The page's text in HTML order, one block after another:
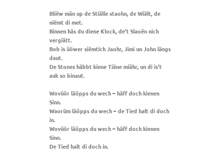
Bliëw män up de Stiälle staohn, de Wiält, de
niëmt di met.
Binnen häs du diene Klock, de‘t Slaoën nich
vergiätt.
Bob is üöwer siëmtich Jaohr, Jimi un John längs
daut.
De Stones häbbt kiene Tiäne miähr, un di is‘t
auk so binaut.
Wovüör läöpps du wech – häff doch kienen
Sinn.
Waorüm läöpps du wech – de Tied halt di doch
in.
Wovüör läöpps du wech – häff doch kienen
Sinn.
De Tied halt di doch in.